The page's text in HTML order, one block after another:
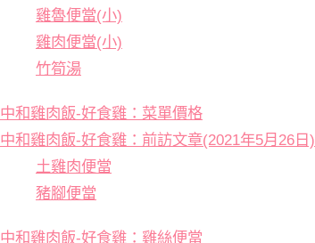
雞魯便當(小)
雞肉便當(小)
竹筍湯
中和雞肉飯-好食雞：菜單價格
中和雞肉飯-好食雞：前訪文章(2021年5月26日)
土雞肉便當
豬腳便當
中和雞肉飯-好食雞：雞絲便當